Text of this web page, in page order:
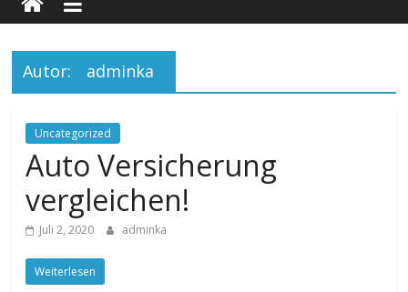
Autor: adminka
Uncategorized
Auto Versicherung
vergleichen!
Juli 2, 2020 adminka
Weiterlesen